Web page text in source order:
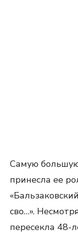
Самую большую
принесла ее
сво…».
пересекла 48-